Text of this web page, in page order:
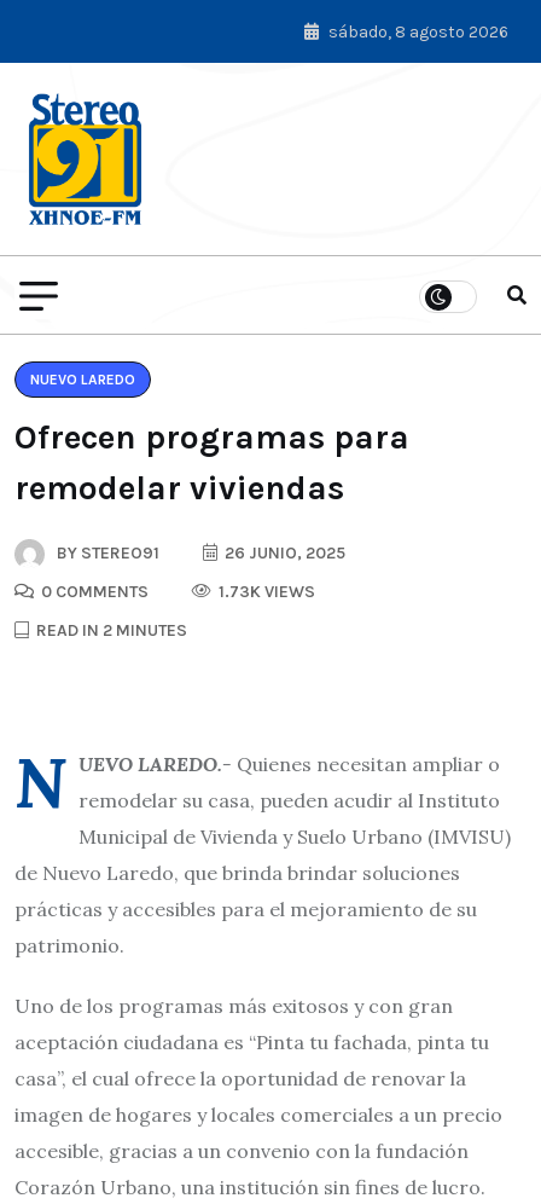
sábado, 8 agosto 2026
NUEVO LAREDO
Ofrecen programas para
remodelar viviendas
BY STEREO91
26 JUNIO, 2025
0 COMMENTS
1.73K VIEWS
READ IN 2 MINUTES
N UEVO LAREDO.- Quienes necesitan ampliar o
remodelar su casa, pueden acudir al Instituto
Municipal de Vivienda y Suelo Urbano (IMVISU)
de Nuevo Laredo, que brinda brindar soluciones
prácticas y accesibles para el mejoramiento de su
patrimonio.
Uno de los programas más exitosos y con gran
aceptación ciudadana es “Pinta tu fachada, pinta tu
casa”, el cual ofrece la oportunidad de renovar la
imagen de hogares y locales comerciales a un precio
accesible, gracias a un convenio con la fundación
Corazón Urbano, una institución sin fines de lucro.